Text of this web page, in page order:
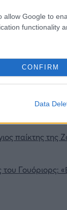
allow Google to
functionality
CONFIRM
Data
μέσα
παίκτης της
Γουόριορς: